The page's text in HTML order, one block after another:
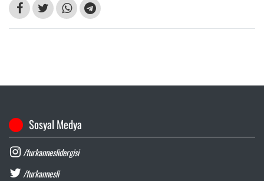
Sosyal Medya
/furkanneslidergisi
/furkannesli